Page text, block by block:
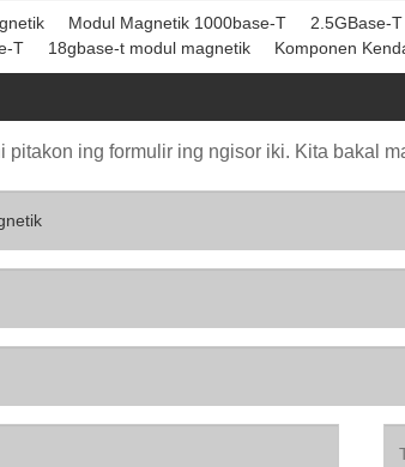
Modul Magnetik 1000base-T 2.5GBase-
T
18gbase-t modul magnetik Komponen
pitakon ing formulir ing ngisor iki. Kita bakal